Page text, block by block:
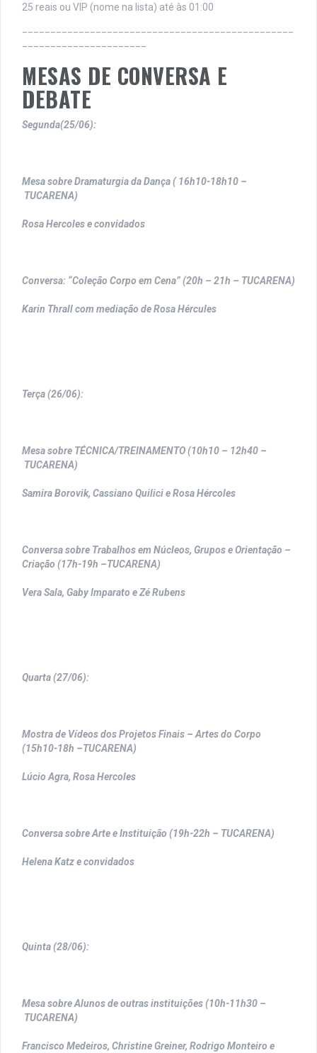
25 reais ou VIP (nome na lista) até às 01:00
MESAS DE CONVERSA E
DEBATE
Segunda(25/06):
Mesa sobre Dramaturgia da Dança ( 16h10-18h10 –
TUCARENA)
Rosa Hercoles e convidados
Conversa: “Coleção Corpo em Cena” (20h – 21h – TUCARENA)
Karin Thrall com mediação de Rosa Hércules
Terça (26/06):
Mesa sobre TÉCNICA/TREINAMENTO (10h10 – 12h40 –
TUCARENA)
Samira Borovik, Cassiano Quilici e Rosa Hércoles
Conversa sobre Trabalhos em Núcleos, Grupos e Orientação –
Criação (17h-19h –TUCARENA)
Vera Sala, Gaby Imparato e Zé Rubens
Quarta (27/06):
Mostra de Vídeos dos Projetos Finais – Artes do Corpo
(15h10-18h –TUCARENA)
Lúcio Agra, Rosa Hercoles
Conversa sobre Arte e Instituição (19h-22h – TUCARENA)
Helena Katz e convidados
Quinta (28/06):
Mesa sobre Alunos de outras instituições (10h-11h30 –
TUCARENA)
Francisco Medeiros, Christine Greiner, Rodrigo Monteiro e